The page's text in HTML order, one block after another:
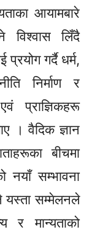
आयामबारे
विश्वास लिँदै
गर्दै धर्म,
निर्माण र
एवंप्राज्ञिकहरू
। वैदिक ज्ञान
बीचमा
नयाँ सम्भावना
सम्मेलनले
र मान्यताको